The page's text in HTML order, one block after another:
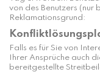
von des Benutzers (nur
Reklamationsgrund:
Falls es für Sie von
Ihrer Ansprüche auch
bereitgestellte